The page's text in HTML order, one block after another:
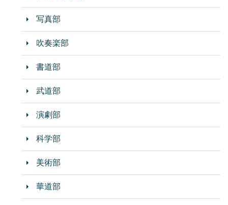
写真部
吹奏楽部
書道部
武道部
演劇部
科学部
美術部
華道部